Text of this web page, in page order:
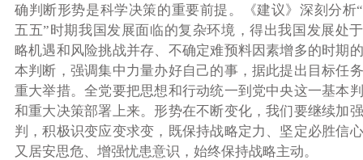
确判断形势是科学决策的重要前提。《建议》深刻分析
五五”时期我国发展面临的复杂环境，得出我国发展处
略机遇和风险挑战并存、不确定难预料因素增多的时期
本判断，强调集中力量办好自己的事，据此提出目标任
重大举措。全党要把思想和行动统一到党中央这一基本
和重大决策部署上来。形势在不断变化，我们要继续加
判，积极识变应变求变，既保持战略定力、坚定必胜信
又居安思危、增强忧患意识，始终保持战略主动。